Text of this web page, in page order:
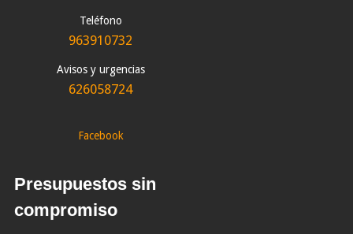
Teléfono
963910732
Avisos y urgencias
626058724
Facebook
Presupuestos sin
compromiso